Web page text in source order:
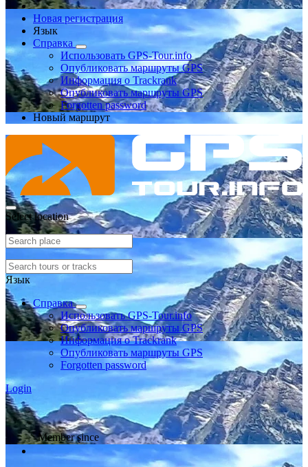
Новая регистрация
Язык
Справка
Использовать GPS-Tour.info
Опубликовать маршруты GPS
Информация о Trackrank
Опубликовать маршруты GPS
Forgotten password
Новый маршрут
Select location
Язык
Справка
Использовать GPS-Tour.info
Опубликовать маршруты GPS
Информация о Trackrank
Опубликовать маршруты GPS
Forgotten password
Login
Member since